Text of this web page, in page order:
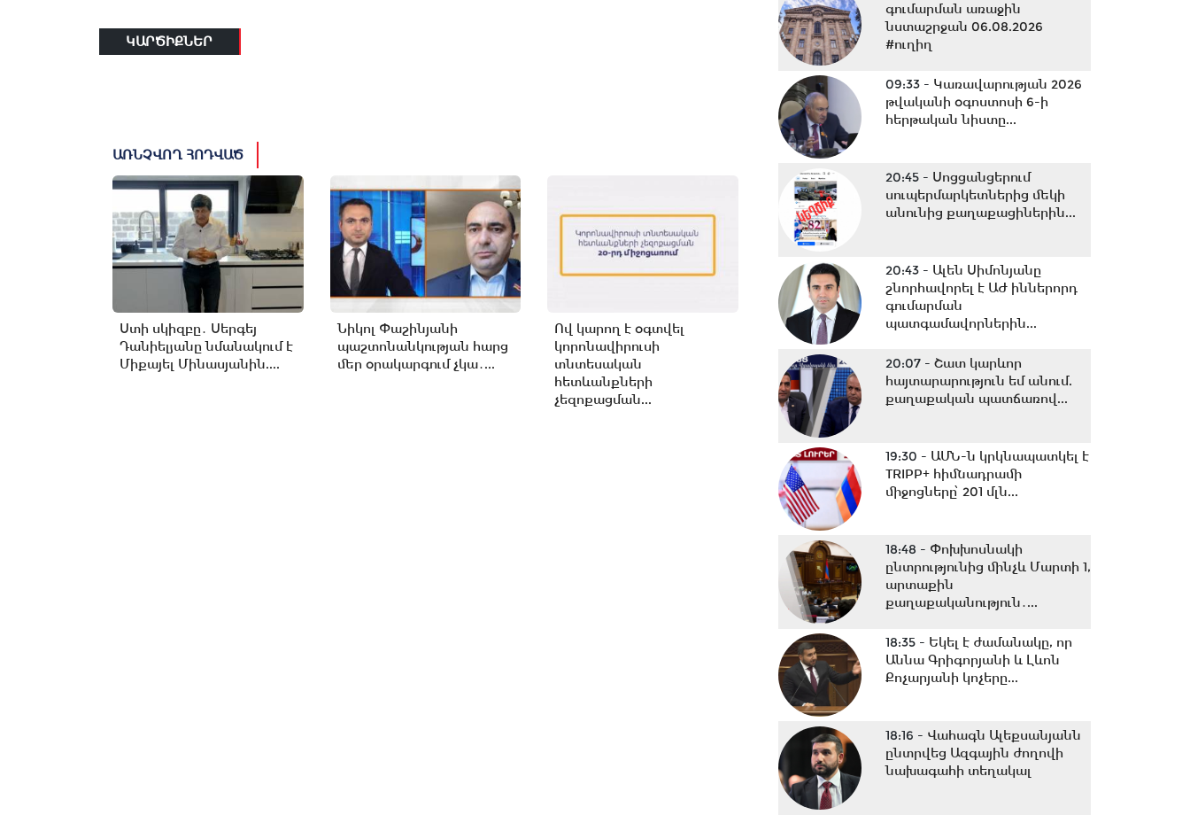
ԿԱՐԾԻՔՆԵՐ
ԱՌՆՉՎՈՂ ՀՈԴՎԱԾ
Ստի սկիզբը․ Սերգեյ
Դանիելյանը նմանակում է
Միքայել Մինասյանին....
Նիկոլ Փաշինյանի
պաշտոնանկության հարց
մեր օրակարգում չկա․...
Ով կարող է օգտվել
կորոնավիրուսի
տնտեսական
հետևանքների
չեզոքացման...
գումարման առաջին
նստաշրջան 06.08.2026
#ուղիղ
09:33 - Կառավարության 2026
թվականի օգոստոսի 6-ի
հերթական նիստը...
20:45 - Սոցցանցերում
սուպերմարկետներից մեկի
անունից քաղաքացիներին...
20:43 - Ալեն Սիմոնյանը
շնորհավորել է ԱԺ իններորդ
գումարման
պատգամավորներին...
20:07 - Շատ կարևոր
հայտարարություն եմ անում.
քաղաքական պատճառով...
19:30 - ԱՄՆ-ն կրկնապատկել է
TRIPP+ հիմնադրամի
միջոցները՝ 201 մլն...
18:48 - Փոխխոսնակի
ընտրությունից մինչև Մարտի 1,
արտաքին
քաղաքականություն․...
18:35 - Եկել է ժամանակը, որ
Աննա Գրիգորյանի և Լևոն
Քոչարյանի կոչերը...
18:16 - Վահագն Ալեքսանյանն
ընտրվեց Ազգային ժողովի
նախագահի տեղակալ